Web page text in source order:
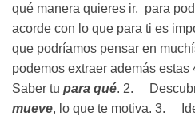
qué manera quieres ir, para
acorde con lo que para ti es
que podríamos pensar en
podemos extraer además
Saber tu para qué. 2.
mueve, lo que te motiva. 3.